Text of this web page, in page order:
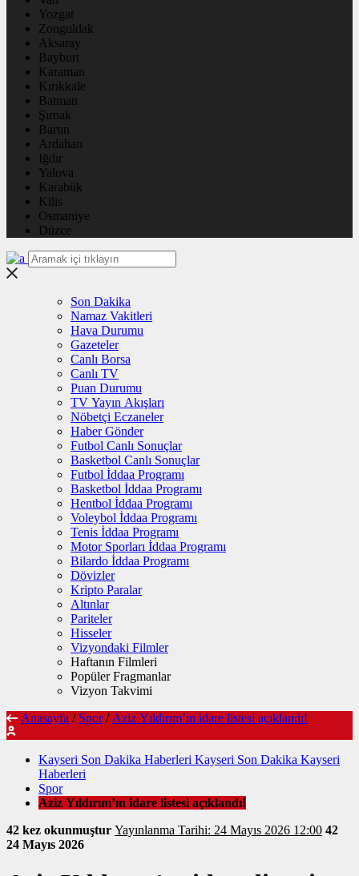
Yozgat
Zonguldak
Aksaray
Bayburt
Karaman
Kırıkkale
Batman
Şırnak
Bartın
Ardahan
Iğdır
Yalova
Karabük
Kilis
Osmaniye
Düzce
Son Dakika
Namaz Vakitleri
Hava Durumu
Gazeteler
Canlı Borsa
Canlı TV
Puan Durumu
TV Yayın Akışları
Nöbetçi Eczaneler
Haber Gönder
Futbol Canlı Sonuçlar
Basketbol Canlı Sonuçlar
Futbol İddaa Programı
Basketbol İddaa Programı
Hentbol İddaa Programı
Voleybol İddaa Programı
Tenis İddaa Programı
Motor Sporları İddaa Programı
Bilardo İddaa Programı
Dövizler
Kripto Paralar
Altınlar
Pariteler
Hisseler
Vizyondaki Filmler
Haftanın Filmleri
Popüler Fragmanlar
Vizyon Takvimi
Anasayfa / Spor / Aziz Yıldırım’ın idare listesi açıklandı!
Kayseri Son Dakika Haberleri Kayseri Son Dakika Kayseri
Haberleri
Spor
Aziz Yıldırım’ın idare listesi açıklandı!
42 kez okunmuştur
Yayınlanma Tarihi: 24 Mayıs 2026 12:00 42
24 Mayıs 2026